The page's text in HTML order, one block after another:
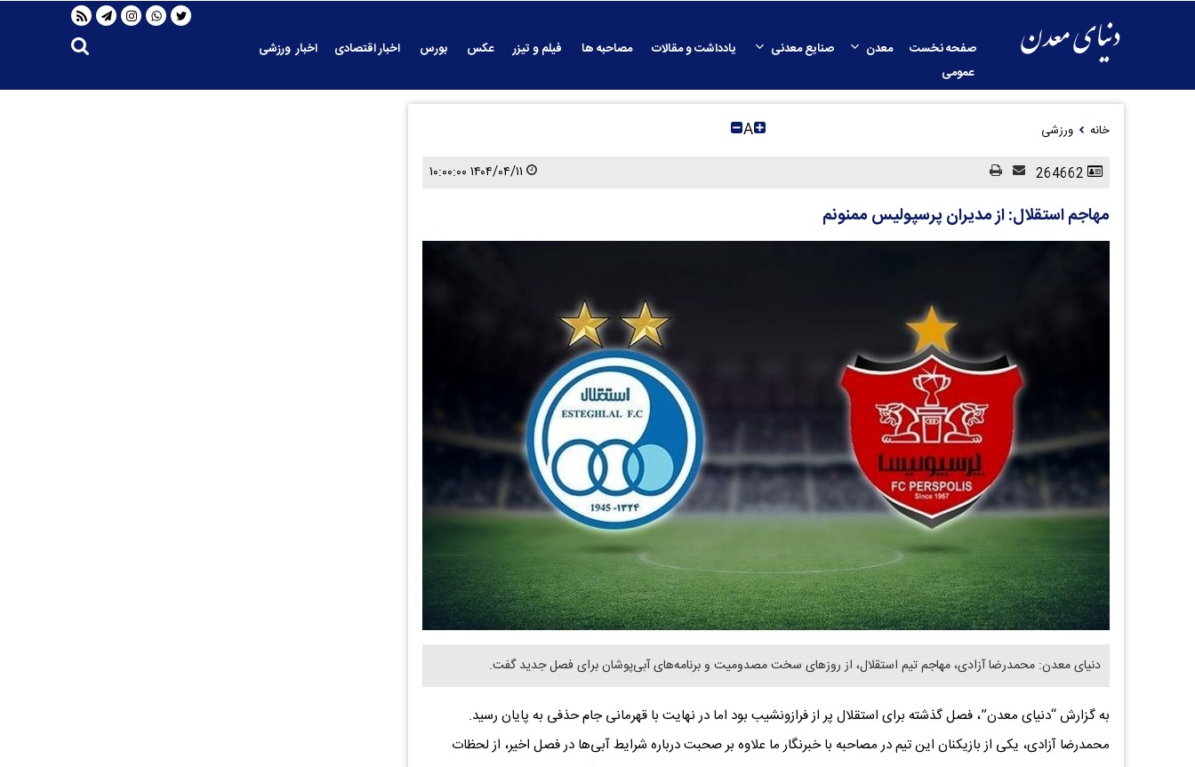
صفحه نخست معدن صنایع معدنی یادداشت و مقالات مصاحبه ها فیلم و تیزر عکس بورس اخبار اقتصادی
اخبار ورزشی
عمومی
خانه ورزشی A
۱۴۰۴/۰۴/۱۱ ۱۰:۰۰:۰۰
مهاجم استقلال: از مدیران پرسپولیس ممنونم
دنیای معدن: محمدرضا آزادی، مهاجم تیم استقلال، از روزهای سخت مصدومیت و برنامه‌های آبی‌پوشان برای فصل جدید گفت.
به گزارش “دنیای معدن”، فصل گذشته برای استقلال پر از فرازونشیب بود اما در نهایت با قهرمانی جام حذفی به پایان رسید.
محمدرضا آزادی، یکی از بازیکنان این تیم در مصاحبه با خبرنگار ما علاوه بر صحبت درباره شرایط آبی‌ها در فصل اخیر، از لحظات